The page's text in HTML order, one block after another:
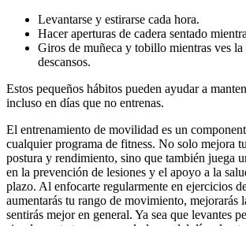
Levantarse y estirarse cada hora.
Hacer aperturas de cadera sentado
Giros de muñeca y tobillo mientras ves
descansos.
Estos pequeños hábitos pueden ayudar a
incluso en días que no entrenas.
El entrenamiento de movilidad es un
cualquier programa de fitness. No solo mejora
postura y rendimiento, sino que también juega
en la prevención de lesiones y el apoyo a la
plazo. Al enfocarte regularmente en ejercicios
aumentarás tu rango de movimiento, mejorarás
sentirás mejor en general. Ya sea que levantes